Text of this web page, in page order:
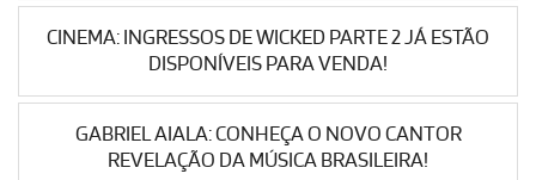
CINEMA: INGRESSOS DE WICKED PARTE 2 JÁ ESTÃO
DISPONÍVEIS PARA VENDA!
GABRIEL AIALA: CONHEÇA O NOVO CANTOR
REVELAÇÃO DA MÚSICA BRASILEIRA!